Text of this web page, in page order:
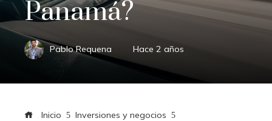
Panamá?
Pablo Requena Hace 2 años
Inicio
Inversiones y negocios